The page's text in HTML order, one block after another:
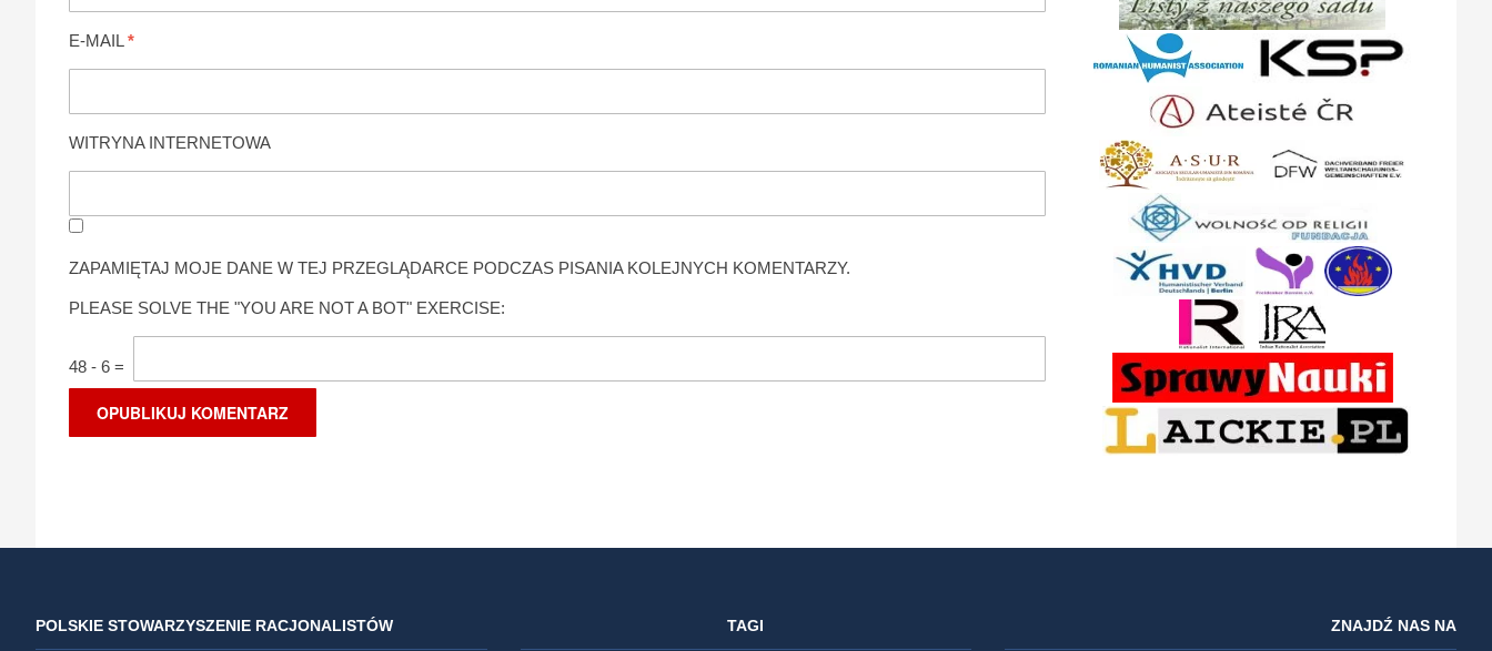
E-MAIL *
WITRYNA INTERNETOWA
ZAPAMIĘTAJ MOJE DANE W TEJ PRZEGLĄDARCE PODCZAS PISANIA KOLEJNYCH KOMENTARZY.
PLEASE SOLVE THE "YOU ARE NOT A BOT" EXERCISE:
48 - 6 =
POLSKIE STOWARZYSZENIE RACJONALISTÓW TAGI ZNAJDŹ NAS NA